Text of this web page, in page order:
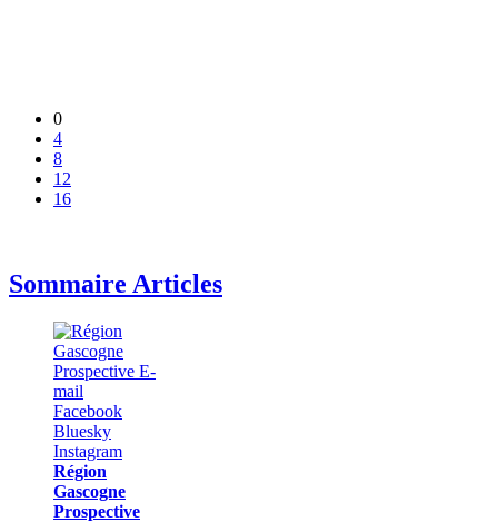
0
4
8
12
16
Sommaire Articles
Région
Gascogne
Prospective